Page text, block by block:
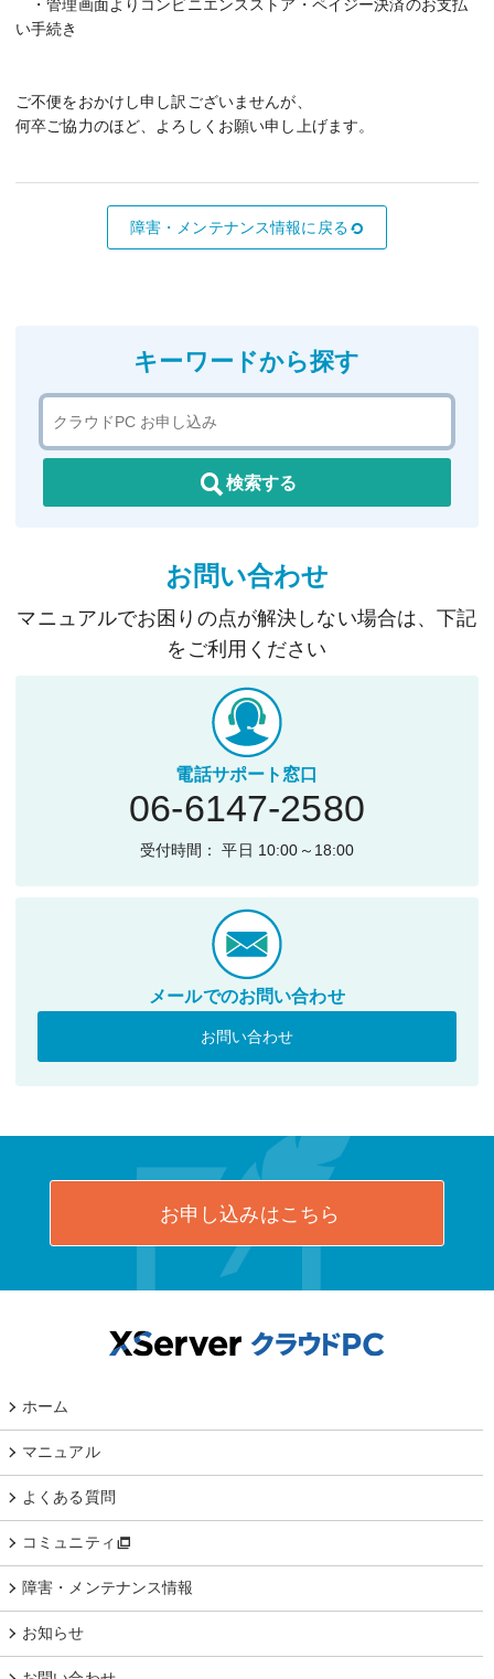
・管理画面よりコンビニエンスストア・ペイジー決済のお支払
い手続き
ご不便をおかけし申し訳ございませんが、
何卒ご協力のほど、よろしくお願い申し上げます。
障害・メンテナンス情報に戻る
キーワードから探す
検索する
お問い合わせ
マニュアルでお困りの点が解決しない場合は、下記
をご利用ください
電話サポート窓口
06-6147-2580
受付時間： 平日 10:00～18:00
メールでのお問い合わせ
お問い合わせ
お申し込みはこちら
ホーム
マニュアル
よくある質問
コミュニティ
障害・メンテナンス情報
お知らせ